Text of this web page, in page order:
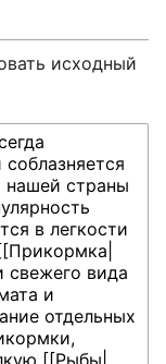
исходный